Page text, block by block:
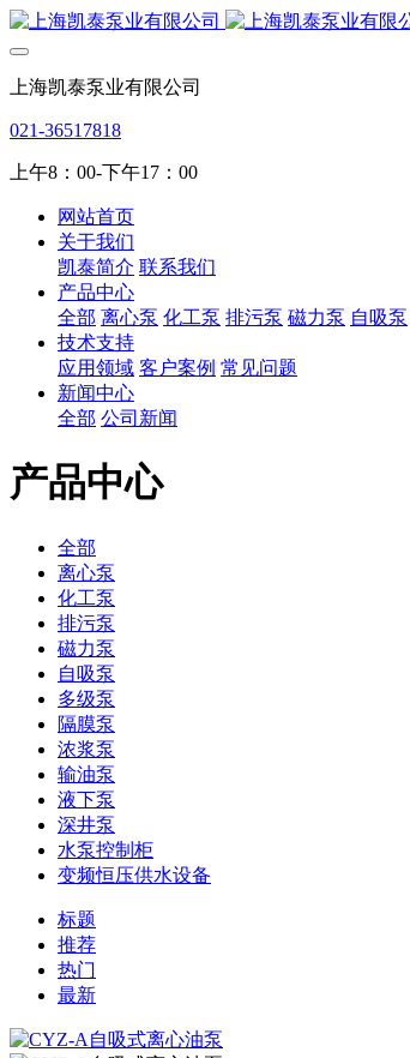
上海凯泰泵业有限公司
021-36517818
上午8：00-下午17：00
网站首页
关于我们
凯泰简介 联系我们
产品中心
全部 离心泵 化工泵 排污泵 磁力泵 自吸泵
技术支持
应用领域 客户案例 常见问题
新闻中心
全部 公司新闻
产品中心
全部
离心泵
化工泵
排污泵
磁力泵
自吸泵
多级泵
隔膜泵
浓浆泵
输油泵
液下泵
深井泵
水泵控制柜
变频恒压供水设备
标题
推荐
热门
最新